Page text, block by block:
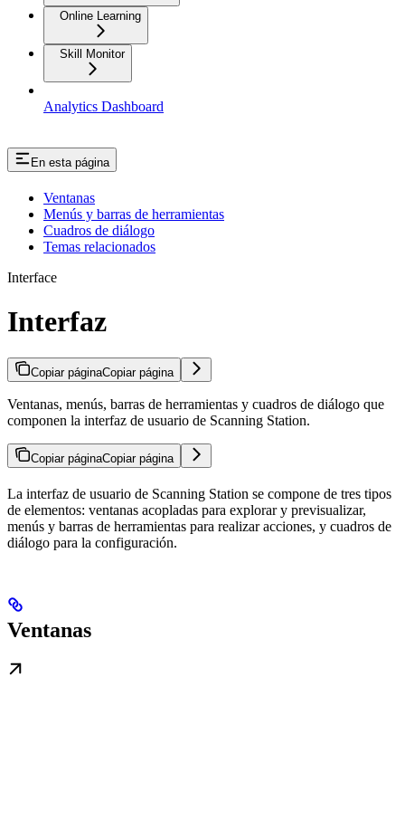
Online Learning
Skill Monitor
Analytics Dashboard
En esta página
Ventanas
Menús y barras de herramientas
Cuadros de diálogo
Temas relacionados
Interface
Interfaz
Copiar páginaCopiar página
Ventanas, menús, barras de herramientas y cuadros de diálogo que
componen la interfaz de usuario de Scanning Station.
Copiar páginaCopiar página
La interfaz de usuario de Scanning Station se compone de tres tipos
de elementos: ventanas acopladas para explorar y previsualizar,
menús y barras de herramientas para realizar acciones, y cuadros de
diálogo para la configuración.
Ventanas